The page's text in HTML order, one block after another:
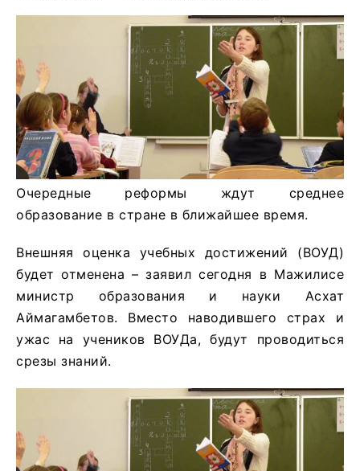
Очередные реформы ждут среднее
образование в стране в ближайшее время.
Внешняя оценка учебных достижений (ВОУД)
будет отменена – заявил сегодня в Мажилисе
министр образования и науки Асхат
Аймагамбетов. Вместо наводившего страх и
ужас на учеников ВОУДа, будут проводиться
срезы знаний.